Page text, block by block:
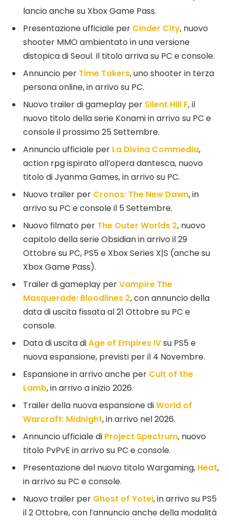
lancio anche su Xbox Game Pass.
Presentazione ufficiale per Cinder City, nuovo
shooter MMO ambientato in una versione
distopica di Seoul. Il titolo arriva su PC e console.
Annuncio per Time Takers, uno shooter in terza
persona online, in arrivo su PC.
Nuovo trailer di gameplay per Silent Hill F, il
nuovo titolo della serie Konami in arrivo su PC e
console il prossimo 25 Settembre.
Annuncio ufficiale per La Divina Commedia,
action rpg ispirato all’opera dantesca, nuovo
titolo di Jyanma Games, in arrivo su PC.
Nuovo trailer per Cronos: The New Dawn, in
arrivo su PC e console il 5 Settembre.
Nuovo filmato per The Outer Worlds 2, nuovo
capitolo della serie Obsidian in arrivo il 29
Ottobre su PC, PS5 e Xbox Series X|S (anche su
Xbox Game Pass).
Trailer di gameplay perVampire The
Masquerade: Bloodlines 2, con annuncio della
data di uscita fissata al 21 Ottobre su PC e
console.
Data di uscita diAge of Empires IVsu PS5 e
nuova espansione, previsti per il 4 Novembre.
Espansione in arrivo anche per Cult of the
Lamb, in arrivo a inizio 2026.
Trailer della nuova espansione diWorld of
Warcraft: Midnight, in arrivo nel 2026.
Annuncio ufficiale di Project Spectrum, nuovo
titolo PvPvE in arrivo su PC e console.
Presentazione del nuovo titolo Wargaming, Heat,
in arrivo su PC e console.
Nuovo trailer per Ghost of Yotei, in arrivo su PS5
il 2 Ottobre, con l’annuncio anche della modalità